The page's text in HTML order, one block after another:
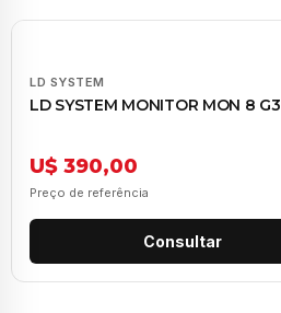
LD SYSTEM
LD SYSTEM MONITOR MON 8 G3
U$ 390,00
Preço de referência
Consultar